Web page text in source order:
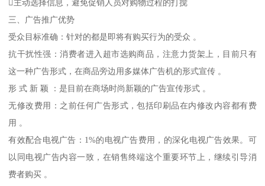
主动选择信息，避免促销人员对购物过程的打搅
三、广告推广优势
受众目标准确：针对的都是即将有购买行为的受众 。
抗干扰性强：消费者进入超市选购商品，注意力货架上，目前只有
这一种广告形式，在商品旁边用多媒体广告机的形式宣传 。
形 式 新 颖 ：是目前在商场时尚新颖的广告宣传形式 。
无修改费用：之前任何广告形式，包括印刷品在内修改内容都有费
用 。
有效配合电视广告：1%的电视广告费用，的深化电视广告效果。可
以同电视广告内容一致，在销售终端这个重要环节上，继续引导消
费者购买 。